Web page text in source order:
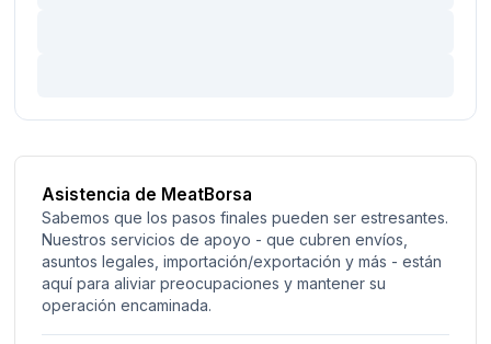
Asistencia de MeatBorsa
Sabemos que los pasos finales pueden ser estresantes.
Nuestros servicios de apoyo - que cubren envíos,
asuntos legales, importación/exportación y más - están
aquí para aliviar preocupaciones y mantener su
operación encaminada.